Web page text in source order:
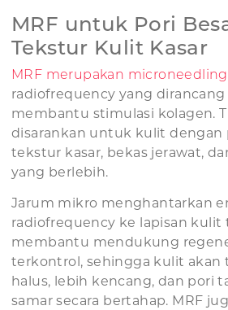
MRF untuk Pori
Tekstur Kulit Kasar
MRF merupakan microneedling
radiofrequency yang
membantu stimulasi kolagen.
disarankan untuk kulit dengan
tekstur kasar, bekas jerawat,
yang berlebih.
Jarum mikro menghantarkan
radiofrequency ke lapisan kulit
membantu mendukung
terkontrol, sehingga kulit akan
halus, lebih kencang, dan pori
samar secara bertahap. MRF